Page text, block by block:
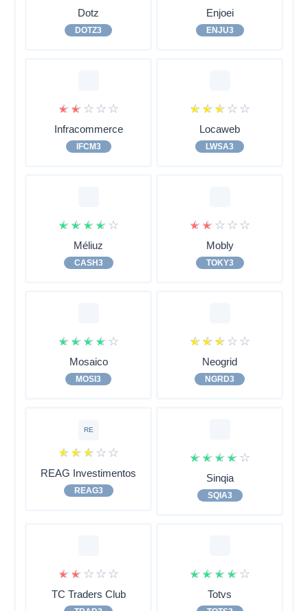
Dotz
DOTZ3
Enjoei
ENJU3
☆ ☆ ☆ ☆ ☆
Infracommerce
IFCM3
☆ ☆ ☆ ☆ ☆
Locaweb
LWSA3
☆ ☆ ☆ ☆ ☆
Méliuz
CASH3
☆ ☆ ☆ ☆ ☆
Mobly
TOKY3
☆ ☆ ☆ ☆ ☆
Mosaico
MOSI3
☆ ☆ ☆ ☆ ☆
Neogrid
NGRD3
RE
☆ ☆ ☆ ☆ ☆
REAG Investimentos
REAG3
☆ ☆ ☆ ☆ ☆
Sinqia
SQIA3
☆ ☆ ☆ ☆ ☆
TC Traders Club
☆ ☆ ☆ ☆ ☆
Totvs